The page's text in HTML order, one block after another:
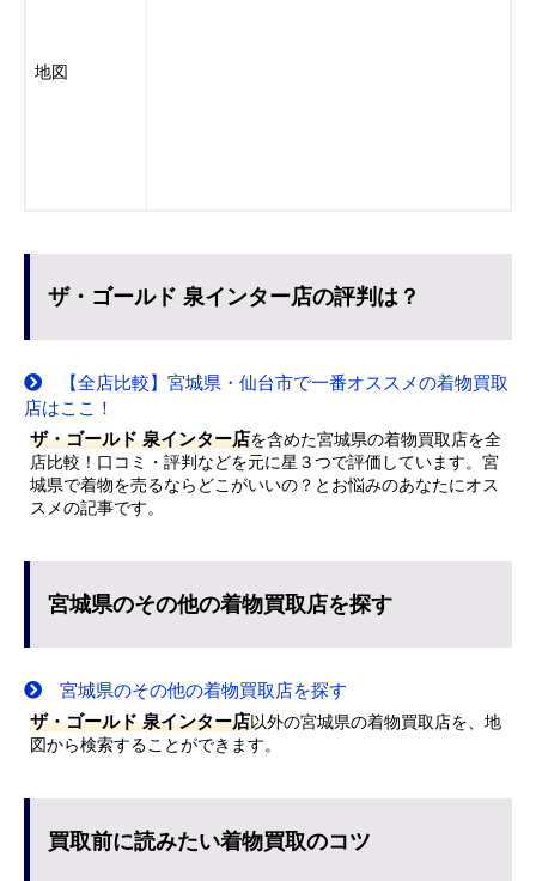
地図
ザ・ゴールド 泉インター店の評判は？
【全店比較】宮城県・仙台市で一番オススメの着物買取
店はここ！
ザ・ゴールド 泉インター店を含めた宮城県の着物買取店を全
店比較！口コミ・評判などを元に星３つで評価しています。宮
城県で着物を売るならどこがいいの？とお悩みのあなたにオス
スメの記事です。
宮城県のその他の着物買取店を探す
宮城県のその他の着物買取店を探す
ザ・ゴールド 泉インター店以外の宮城県の着物買取店を、地
図から検索することができます。
買取前に読みたい着物買取のコツ